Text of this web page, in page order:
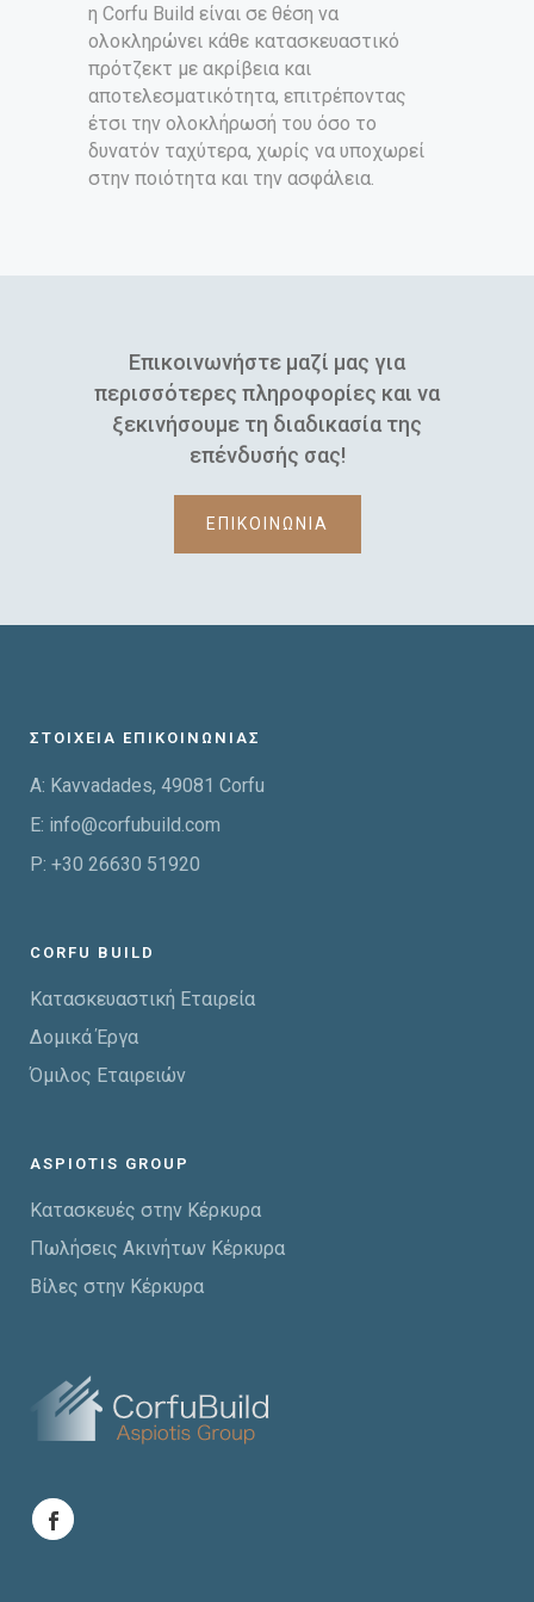
η Corfu Build είναι σε θέση να
ολοκληρώνει κάθε κατασκευαστικό
πρότζεκτ με ακρίβεια και
αποτελεσματικότητα, επιτρέποντας
έτσι την ολοκλήρωσή του όσο το
δυνατόν ταχύτερα, χωρίς να υποχωρεί
στην ποιότητα και την ασφάλεια.
Επικοινωνήστε μαζί μας για
περισσότερες πληροφορίες και να
ξεκινήσουμε τη διαδικασία της
επένδυσής σας!
ΕΠΙΚΟΙΝΩΝΙΑ
ΣΤΟΙΧΕΙΑ ΕΠΙΚΟΙΝΩΝΙΑΣ
A: Kavvadades, 49081 Corfu
E: info@corfubuild.com
P: +30 26630 51920
CORFU BUILD
Κατασκευαστική Εταιρεία
Δομικά Έργα
Όμιλος Εταιρειών
ASPIOTIS GROUP
Κατασκευές στην Κέρκυρα
Πωλήσεις Ακινήτων Κέρκυρα
Βίλες στην Κέρκυρα